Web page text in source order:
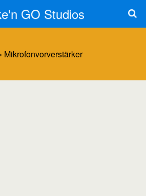
GO Studios
Mikrofonvorverstärker